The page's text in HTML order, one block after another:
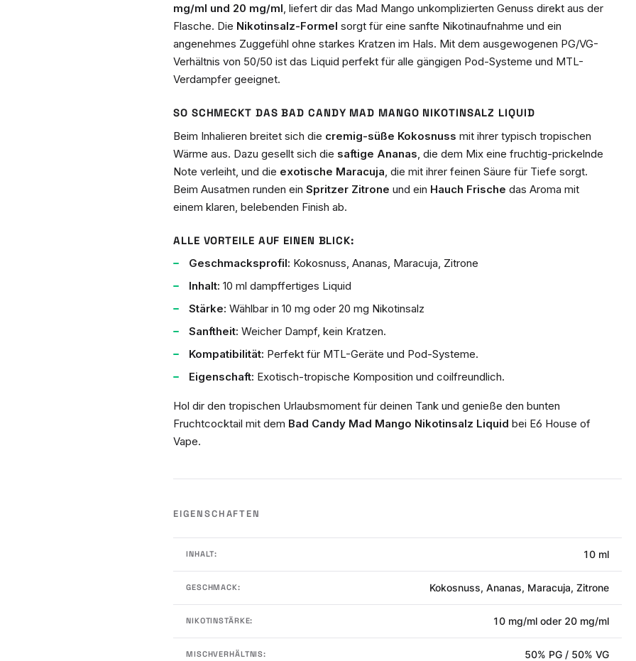
mg/ml und 20 mg/ml , liefert dir das Mad Mango unkomplizierten Genuss direkt aus der
Flasche. Die Nikotinsalz-Formel sorgt für eine sanfte Nikotinaufnahme und ein
angenehmes Zuggefühl ohne starkes Kratzen im Hals. Mit dem ausgewogenen PG/VG-
Verhältnis von 50/50 ist das Liquid perfekt für alle gängigen Pod-Systeme und MTL-
Verdampfer geeignet.
SO SCHMECKT DAS BAD CANDY MAD MANGO NIKOTINSALZ LIQUID
Beim Inhalieren breitet sich die cremig-süße Kokosnuss mit ihrer typisch tropischen
Wärme aus. Dazu gesellt sich die saftige Ananas , die dem Mix eine fruchtig-prickelnde
Note verleiht, und die exotische Maracuja , die mit ihrer feinen Säure für Tiefe sorgt.
Beim Ausatmen runden ein Spritzer Zitrone und ein Hauch Frische das Aroma mit
einem klaren, belebenden Finish ab.
ALLE VORTEILE AUF EINEN BLICK:
Geschmacksprofil: Kokosnuss, Ananas, Maracuja, Zitrone
Inhalt: 10 ml dampffertiges Liquid
Stärke: Wählbar in 10 mg oder 20 mg Nikotinsalz
Sanftheit: Weicher Dampf, kein Kratzen.
Kompatibilität: Perfekt für MTL-Geräte und Pod-Systeme.
Eigenschaft: Exotisch-tropische Komposition und coilfreundlich.
Hol dir den tropischen Urlaubsmoment für deinen Tank und genieße den bunten
Fruchtcocktail mit dem Bad Candy Mad Mango Nikotinsalz Liquid bei E6 House of
Vape.
EIGENSCHAFTEN
INHALT: 10 ml
GESCHMACK: Kokosnuss, Ananas, Maracuja, Zitrone
NIKOTINSTÄRKE: 10 mg/ml oder 20 mg/ml
MISCHVERHÄLTNIS: 50% PG / 50% VG